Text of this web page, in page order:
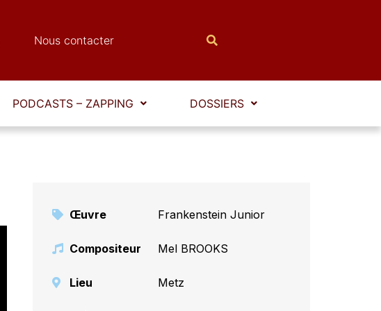
Nous contacter
PODCASTS – ZAPPING DOSSIERS
Œuvre Frankenstein Junior
Compositeur Mel BROOKS
Lieu Metz